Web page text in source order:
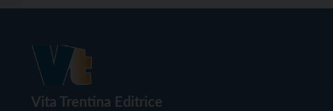
Vita Trentina Editrice